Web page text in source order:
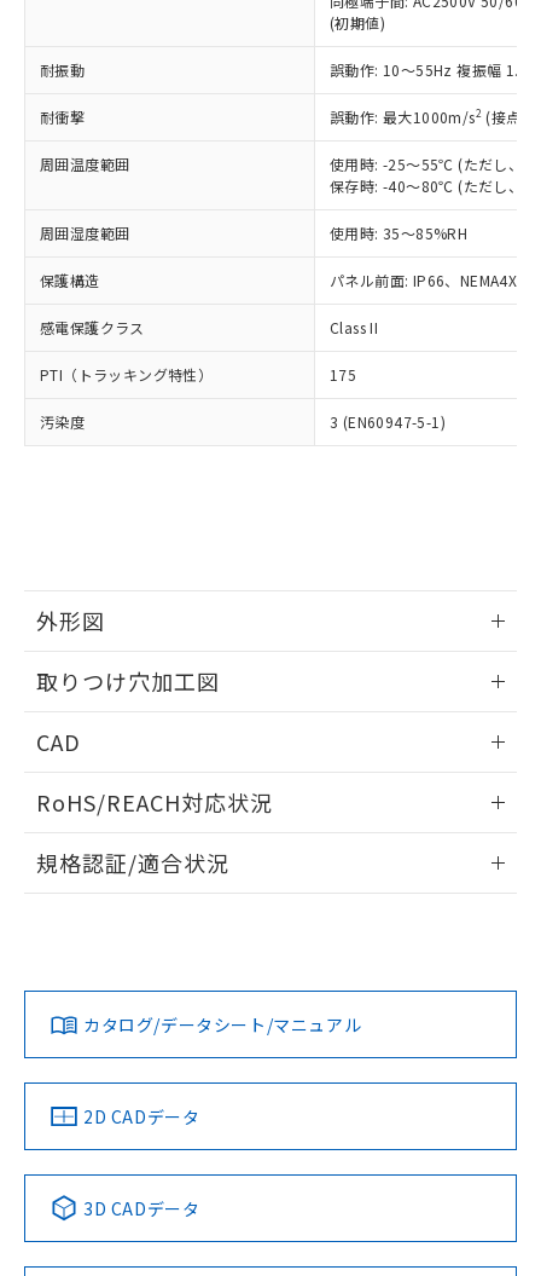
(初期値)
耐振動 誤動作: 10～55Hz 複振幅
耐衝撃 誤動作: 最大1000m/s2 (接点
周囲温度範囲
使用時: -25～55℃ (ただし、氷
保存時: -40～80℃ (ただし、氷
周囲湿度範囲 使用時: 35～85%RH
保護構造 パネル前面: IP66、NEMA4X,
感電保護クラス Class II
PTI（トラッキング特性） 175
汚染度 3 (EN60947-5-1)
外形図
取りつけ穴加工図
CAD
ドすることができます。
ログイン/会員登録
ダウンロードデータをご利用いただく前に、以下を必ずお読
みください。
ソフトウェアの使用条件
RoHS/REACH対応状況
EU RoHS 注意事項・凡例
対応済み
中国 RoHS 注意事項・凡例
Pb Hg Cd Cr(VI)
規格認証/適合状況
LR型式承認
（イギリス
船舶規格）
DNV型式承認
（ノルウェー
BV型式承認
（フランス
KR型式
（韓国
No No No No
この製品の規格認証/適合状況ページへ
その他の認証はこちらのページからご検索ください
カタログ/データシート/マニュアル
2D CADデータ
3D CADデータ
正式な納期状況および標準価格はお客
様のお取引先、またはお客様担当のオ
ムロン制御機器販売店・当社販売員に
オムロン制御機器販売店や当社販売拠
販売ネットワーク
」をご確認
事前の承諾なく第三者に漏洩または開
示しないようお願いします。
マイパーツ機能（部品リスト作成サー
ビス）をご利用いただくには、I-Web
メンバーズにご登録されている必要が
あります。
お客様が当ウェブサイト上で当社にご
登録された部品リストについて、当社
および当社の共同利用者が、当社の製
(PBDE) 1000ppm以下、フタル酸ビス(2-エチルヘキシ
ル) (DEHP)(別名：DOP) 1000ppm以下、フタル酸ブチ
（DBP） 1000ppm以下、フタル酸ジイソブチル
但し、RoHS指令で産業用監視および制御機器に対する
フタル酸エステル類の４物質については閾値を超える意
図的な使用がないことを確認しています。
※2 対応予定月
部品在庫の切り替え状況などにより、予定
月が前後することがあります。
※3 非含有証明書ダウンロード
※本証明書は発行日時点で非含有を証明す
るもので、過去に遡って非含有を証明する
また、RoHS指令のフタル酸エステル類４
物質の対応では、対応完了までの期間は出
荷製品に未対応品が混在することから備考
既に当社にて対応品への在庫切替を完了
していることから、特段のことがない限
り、2022年1月12日より割愛しておりま
ニル類) : 1000ppm、 PBDEs(ポリ臭化ジフェニルエーテ
イソブチル) : 1000ppm、 BBP(フタル酸ブチルベンジ
DEHP(フタル酸ビス(2-エチルヘキシル)) : 1000ppm
「ｅ」：有害物質（10物質）のすべてが基
準値以下であることを示します。
「10」：通常の使用状況下において有害物
質が外部に漏えいし、環境に深刻な影響を
及ぼさない年数を意味します。
い合わせください。
当社は規制貨物を破棄する場合は、完
全に破砕するなど、違法に輸出されな
いよう必要な手段を講じます。
当社は貴社製品を、核兵器、ミサイ
ル、化学兵器、生物兵器またはその他
武器並びにこれらの製造装置等に一切
当社は、貴社製品を第三者に販売する
場合は、上記1、2および3の内容を当
該第三者に通知します。また当社は、
販売先および販売に係わる関係者が違
り引きをいたしません。
一定数以上の在庫あり
一定数には満たないが在庫あり
在庫なし(最新の在庫状況につ
いては、お客様のお取引先、ま
たはお客様担当のオムロン制御
機器販売店・当社販売員にご確
白
受注生産機種、また在庫状況の
情報を公開していない機種